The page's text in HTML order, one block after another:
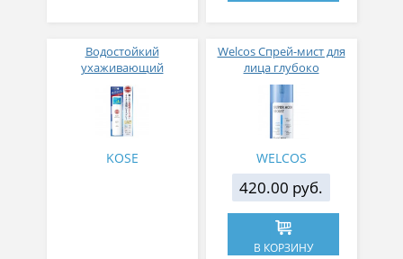
Водостойкий
ухаживающий
солнцезащитный спрей
"Suncut" для лица, тела и
волос SPF 50+ PA++++ 90
г
KOSE
Welcos Спрей-мист для
лица глубоко
увлажняющий IOU Super
Aqua Moist Facial Mist,
120 мл
WELCOS
420.00 руб.
В КОРЗИНУ